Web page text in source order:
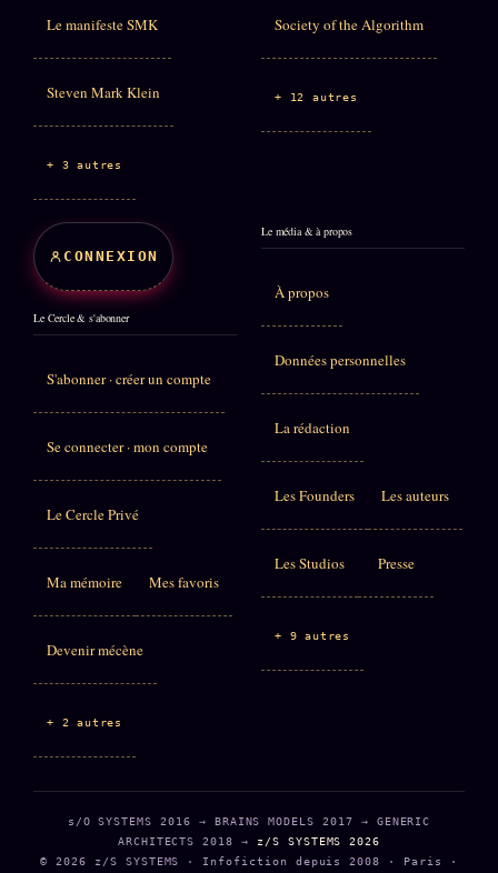
Le manifeste SMK
Steven Mark Klein
+ 3 autres
Society of the Algorithm
+ 12 autres
CONNEXION
Le Cercle & s'abonner
S'abonner · créer un compte
Se connecter · mon compte
Le Cercle Privé
Ma mémoire Mes favoris
Devenir mécène
+ 2 autres
Le média & à propos
À propos
Données personnelles
La rédaction
Les Founders Les auteurs
Les Studios Presse
+ 9 autres
s/O SYSTEMS 2016 → BRAINS MODELS 2017 → GENERIC
ARCHITECTS 2018 → z/S SYSTEMS 2026
© 2026 z/S SYSTEMS · Infofiction depuis 2008 · Paris ·